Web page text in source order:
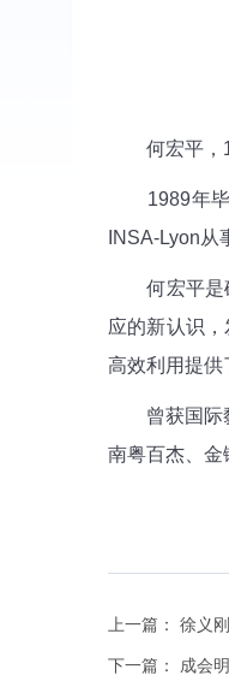
何宏平，
1989年毕
INSA-Lyon
何宏平是矿
应的新认识
高效利用提供
曾获国际黏
南粤百杰、金
上一篇： 徐义刚
下一篇： 成会明